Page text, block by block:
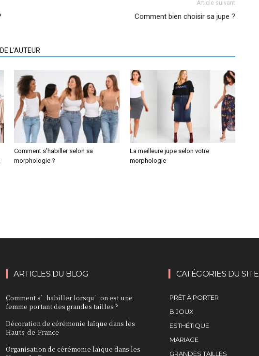
Article suivant
Comment bien choisir sa jupe ?
L'AUTEUR
Comment s’habiller selon sa
morphologie ?
La meilleure jupe selon votre
morphologie
ARTICLES DU BLOG
Comment s’habiller lorsqu’on est une
femme portant des grandes tailles ?
Décoration de cérémonie laïque dans les
Hauts-de-France
Organisation de cérémonie laïque dans les
CATÉGORIES DU SITE
PRÊT À PORTER
BIJOUX
ESTHÉTIQUE
MARIAGE
GRANDES TAILLES